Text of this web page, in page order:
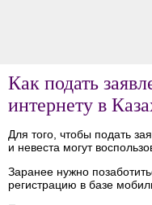
Как подать
интернету в
Для того, чтобы подать
и невеста могут
Заранее нужно
регистрацию в базе